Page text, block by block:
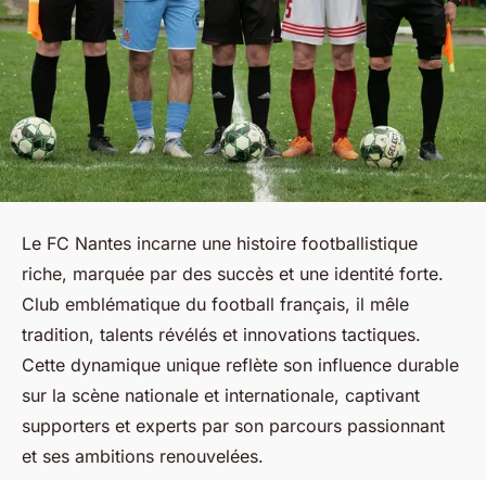
Le FC Nantes incarne une histoire footballistique
riche, marquée par des succès et une identité forte.
Club emblématique du football français, il mêle
tradition, talents révélés et innovations tactiques.
Cette dynamique unique reflète son influence durable
sur la scène nationale et internationale, captivant
supporters et experts par son parcours passionnant
et ses ambitions renouvelées.